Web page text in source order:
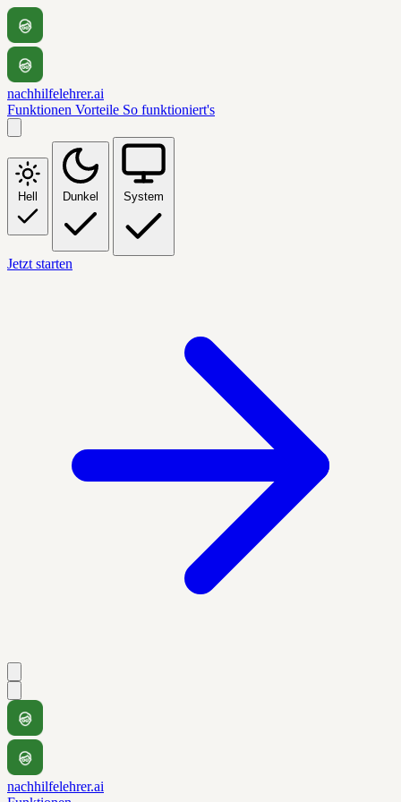
nachhilfelehrer.ai
Funktionen Vorteile So funktioniert's
Hell Dunkel System
Jetzt starten
nachhilfelehrer.ai